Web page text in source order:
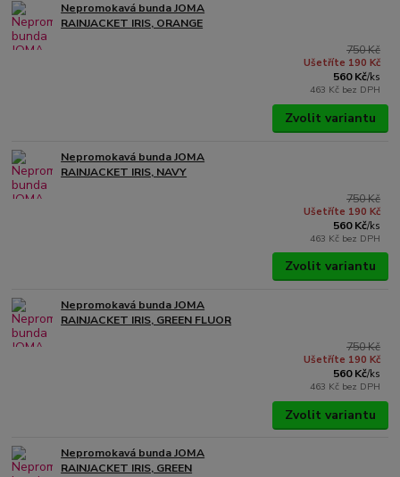
Nepromokavá bunda JOMA
RAINJACKET IRIS, ORANGE
750 Kč
Ušetříte 190 Kč
560 Kč/ks
463 Kč bez DPH
Zvolit variantu
Nepromokavá bunda JOMA
RAINJACKET IRIS, NAVY
750 Kč
Ušetříte 190 Kč
560 Kč/ks
463 Kč bez DPH
Zvolit variantu
Nepromokavá bunda JOMA
RAINJACKET IRIS, GREEN FLUOR
750 Kč
Ušetříte 190 Kč
560 Kč/ks
463 Kč bez DPH
Zvolit variantu
Nepromokavá bunda JOMA
RAINJACKET IRIS, GREEN